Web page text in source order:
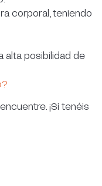
corporal, teniendo
alta posibilidad de
¡Si tenéis